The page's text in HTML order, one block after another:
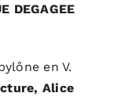
DEGAGEE
en V.
Alice